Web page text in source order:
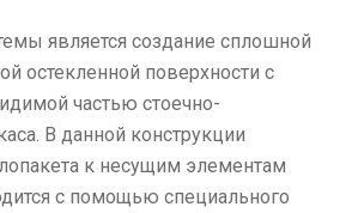
является создание сплошной
остекленной поверхности с
частью стоечно-
В данной конструкции
к несущим элементам
с помощью специального